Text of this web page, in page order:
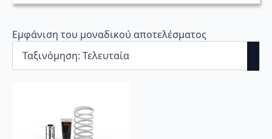
Εμφάνιση του μοναδικού αποτελέσματος